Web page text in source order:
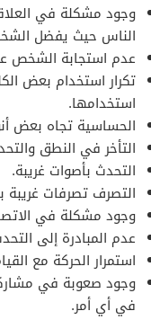
وجود مشكلة في
الناس حيث يفضل
عدم استجابة الشخص
تكرار استخدام بعض
استخدامها.
الحساسية تجاه بعض
التأخر في النطق
التحدث بأصوات غريبة.
التصرف تصرفات
وجود مشكلة في
عدم المبادرة إلى
استمرار الحركة مع
وجود صعوبة في
في أي أمر.